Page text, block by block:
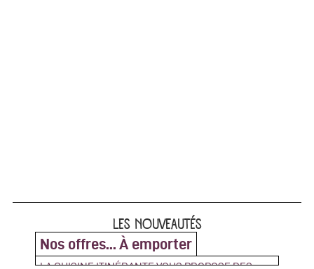
LES NOUVEAUTÉS
Nos offres... À emporter
LA CUISINE ITINÉRANTE VOUS PROPOSE DES